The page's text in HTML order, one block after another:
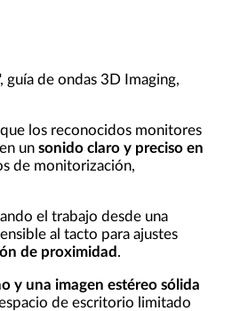
de ondas 3D Imaging,
los reconocidos monitores
un sonido claro y preciso en
de monitorización,
el trabajo desde una
al tacto para ajustes
de proximidad .
y una imagen estéreo sólida
de escritorio limitado